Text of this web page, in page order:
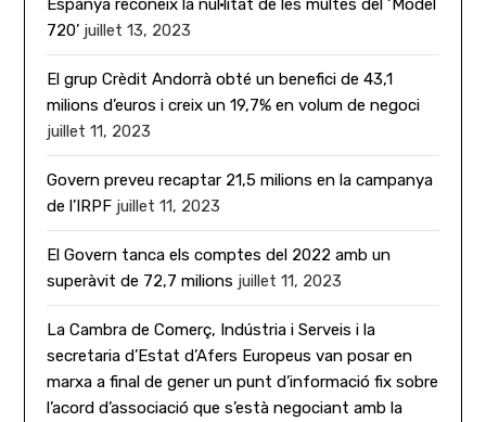
Espanya reconeix la nul·litat de les multes del ‘Model
720’ juillet 13, 2023
El grup Crèdit Andorrà obté un benefici de 43,1
milions d’euros i creix un 19,7% en volum de negoci
juillet 11, 2023
Govern preveu recaptar 21,5 milions en la campanya
de l’IRPF juillet 11, 2023
El Govern tanca els comptes del 2022 amb un
superàvit de 72,7 milions juillet 11, 2023
La Cambra de Comerç, Indústria i Serveis i la
secretaria d’Estat d’Afers Europeus van posar en
marxa a final de gener un punt d’informació fix sobre
l’acord d’associació que s’està negociant amb la